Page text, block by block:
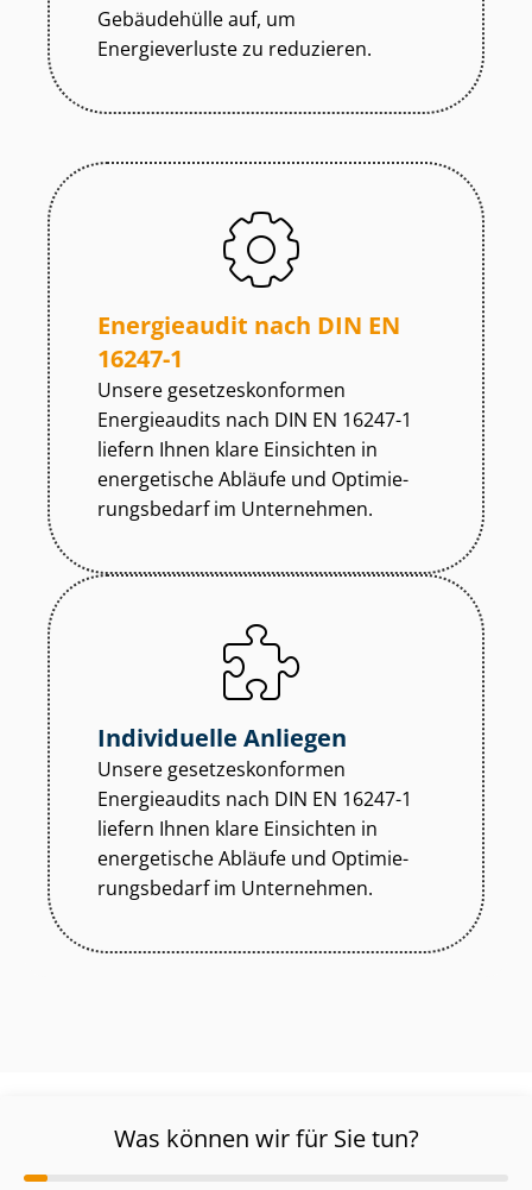
Gebäudehülle auf, um
Energieverluste zu reduzieren.
Energieaudit nach DIN EN
16247-1
Unsere ge­set­zes­kon­for­men
Energieaudits nach DIN EN 16247-1
liefern Ihnen klare Einsichten in
energetische Abläufe und Op­ti­mie­
rungs­be­darf im Unternehmen.
Individuelle Anliegen
Unsere ge­set­zes­kon­for­men
Energieaudits nach DIN EN 16247-1
liefern Ihnen klare Einsichten in
energetische Abläufe und Op­ti­mie­
rungs­be­darf im Unternehmen.
Was können wir für Sie tun?